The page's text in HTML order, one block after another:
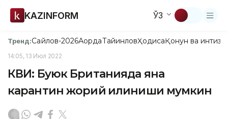
KAZINFORM ЎЗ
Тренд:Сайлов-2026АқордаТайинловҲодисаҚонун ва
14:05, 13 Июл 2022
КВИ: Буюк Британияда яна
карантин жорий қилиниши мумкин